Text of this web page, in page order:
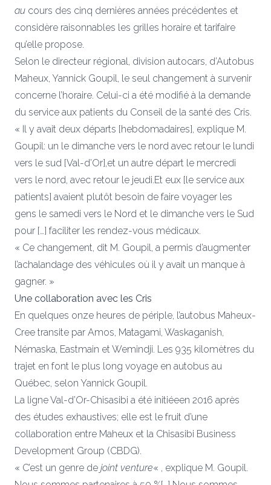
au cours des cinq dernières années précédentes et
considère raisonnables les grilles horaire et tarifaire
qu’elle propose.
Selon le directeur régional, division autocars, d’Autobus
Maheux, Yannick Goupil, le seul changement à survenir
concerne l’horaire. Celui-ci a été modifié à la demande
du service aux patients du Conseil de la santé des Cris.
« Il y avait deux départs [hebdomadaires], explique M.
Goupil: un le dimanche vers le nord avec retour le lundi
vers le sud [Val-d’Or],et un autre départ le mercredi
vers le nord, avec retour le jeudi.Et eux [le service aux
patients] avaient plutôt besoin de faire voyager les
gens le samedi vers le Nord et le dimanche vers le Sud
pour […] faciliter les rendez-vous médicaux.
« Ce changement, dit M. Goupil, a permis d’augmenter
l’achalandage des véhicules où il y avait un manque à
gagner. »
Une collaboration avec les Cris
En quelques onze heures de périple, l’autobus Maheux-
Cree transite par Amos, Matagami, Waskaganish,
Némaska, Eastmain et Wemindji. Les 935 kilomètres du
trajet en font le plus long voyage en autobus au
Québec, selon Yannick Goupil.
La ligne Val-d’Or-Chisasibi a été initiéeen 2016 après
des études exhaustives; elle est le fruit d’une
collaboration entre Maheux et la Chisasibi Business
Development Group (CBDG).
« C’est un genre de joint venture« , explique M. Goupil.